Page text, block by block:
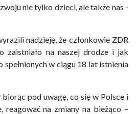
nie tylko dzieci, ale także nas -
nadzieję, że członkowie ZDR
zaistniało na naszej drodze i jak
spełnionych w ciągu 18 lat istnienia
pod uwagę, co się w Polsce i
reagować na zmiany na bieżąco –